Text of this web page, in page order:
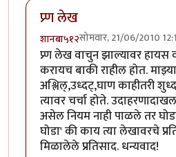
प्र्ण लेख
शानबा५१२सोमवार, 21/06/2010
प्र्ण लेख वाचुन झाल्यावर
करायच बाकी राहील होत.
अश्लिल्,उध्दट्,घाण काहीतरी
त्यावर चर्चा होते.
असेल नियम नाही पाळले तर
घोडा' की काय त्या लेखावरचे
मिळालेले प्रतिसाद. धन्यवाद!